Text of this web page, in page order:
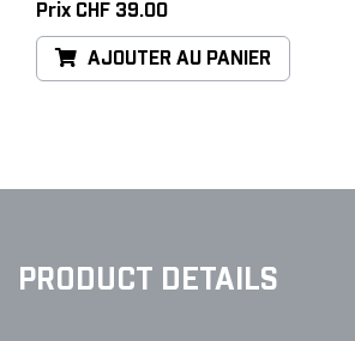
Prix CHF 39.00
AJOUTER AU PANIER
PRODUCT DETAILS